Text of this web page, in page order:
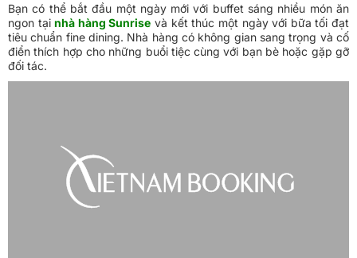
Bạn có thể bắt đầu một ngày mới với buffet sáng nhiều món ăn
ngon tạinhà hàng Sunrise và kết thúc một ngày với bữa tối đạt
tiêu chuẩn fine dining. Nhà hàng có không gian sang trọng và cố
điển thích hợp cho những buổi tiệc cùng với bạn bè hoặc gặp gỡ
đối tác.